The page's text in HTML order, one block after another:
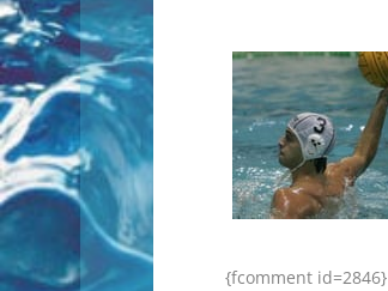
{fcomment id=2846}